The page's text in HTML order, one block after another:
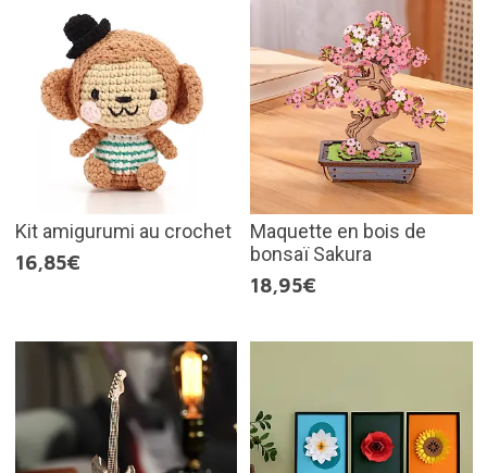
Kit amigurumi au crochet
16,85€
Maquette en bois de
bonsaï Sakura
18,95€